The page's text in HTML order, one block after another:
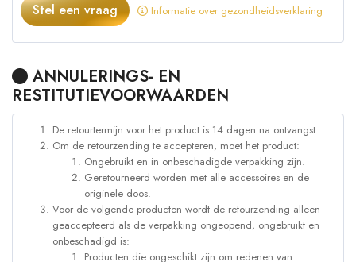
Stel een vraag Informatie over gezondheidsverklaring
ANNULERINGS- EN
RESTITUTIEVOORWAARDEN
De retourtermijn voor het product is 14 dagen na ontvangst.
Om de retourzending te accepteren, moet het product:
Ongebruikt en in onbeschadigde verpakking zijn.
Geretourneerd worden met alle accessoires en de
originele doos.
Voor de volgende producten wordt de retourzending alleen
geaccepteerd als de verpakking ongeopend, ongebruikt en
onbeschadigd is:
Producten die ongeschikt zijn om redenen van